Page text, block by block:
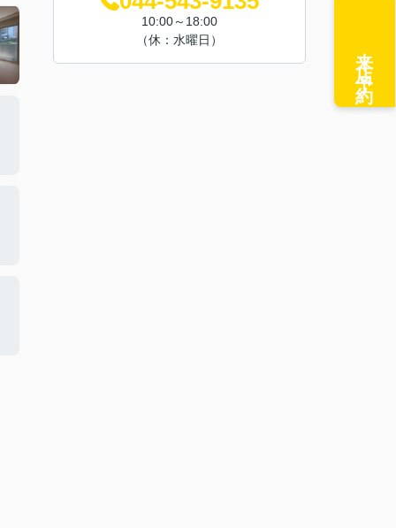
10:00～18:00
（休：水曜日）
来店予約